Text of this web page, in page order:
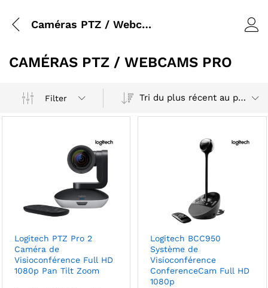
Caméras PTZ / Webcams pro
CAMÉRAS PTZ / WEBCAMS PRO
Filter Tri du plus récent au plus ancien
Logitech PTZ Pro 2
Caméra de
Visioconférence Full HD
1080p Pan Tilt Zoom
Logitech BCC950
Système de
Visioconférence
ConferenceCam Full HD
1080p